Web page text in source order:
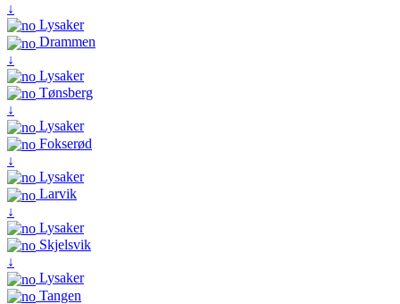
↓
Lysaker
Drammen
↓
Lysaker
Tønsberg
↓
Lysaker
Fokserød
↓
Lysaker
Larvik
↓
Lysaker
Skjelsvik
↓
Lysaker
Tangen